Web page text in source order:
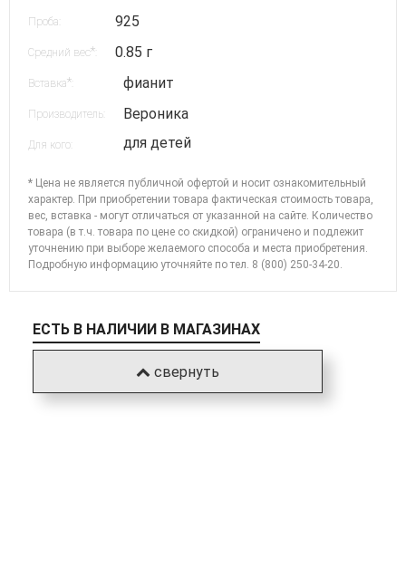
Проба: 925
Средний вес* 0.85 г
Вставка* фианит
Производитель: Вероника
Для кого: для детей
* Цена не является публичной офертой и носит ознакомительный
характер. При приобретении товара фактическая стоимость товара,
вес, вставка - могут отличаться от указанной на сайте. Количество
товара (в т.ч. товара по цене со скидкой) ограничено и подлежит
уточнению при выборе желаемого способа и места приобретения.
Подробную информацию уточняйте потел. 8 (800) 250-34-20
ЕСТЬ В НАЛИЧИИ В МАГАЗИНАХ
свернуть